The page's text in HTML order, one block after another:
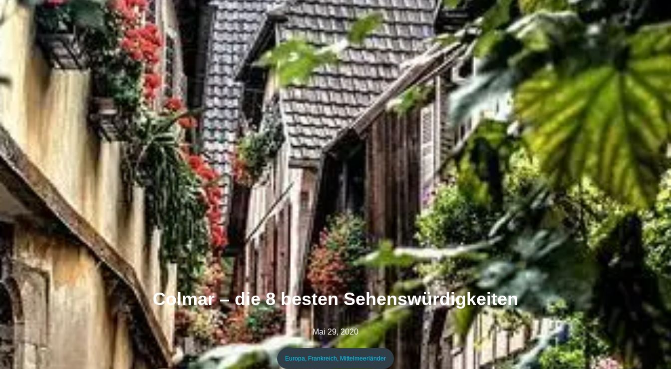
Colmar – die 8 besten Sehenswürdigkeiten
Mai 29, 2020
Europa, Frankreich, Mittelmeerländer